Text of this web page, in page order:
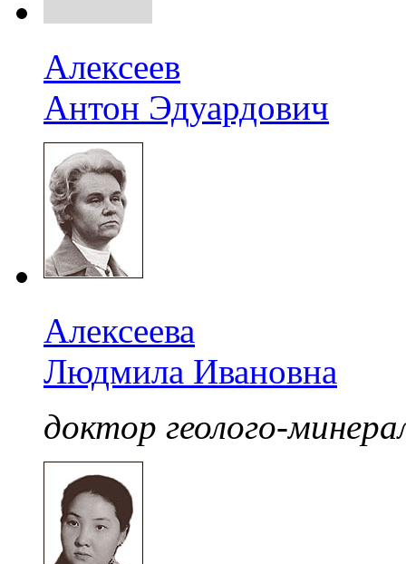
Алексеев
Антон Эдуардович
Алексеева
Людмила Ивановна
доктор геолого-